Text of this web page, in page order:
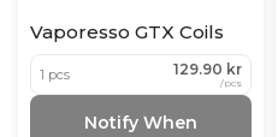
Vaporesso GTX Coils
1 pcs 129.90 kr
/pcs
Notify When